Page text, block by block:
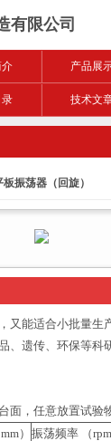
有限公司
产品展
录 技术文
板振荡器（回旋）
又能适合小批量生
、遗传、环保等科
面，任意放置试验
） 振荡频率 （rpm